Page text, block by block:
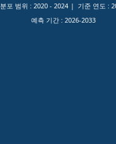
포 범위 : 2020 - 2024 기준 연도 :
예측 기간 : 2026-2033